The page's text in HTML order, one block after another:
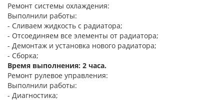
Ремонт системы охлаждения:
Выполнили работы:
- Сливаем жидкость с радиатора;
- Отсоединяем все элементы от радиатора;
- Демонтаж и установка нового радиатора;
- Сборка;
Время выполнения: 2 часа.
Ремонт рулевое управления:
Выполнили работы:
- Диагностика;